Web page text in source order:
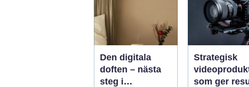
Den digitala
doften – nästa
steg i
Strategisk
som ger